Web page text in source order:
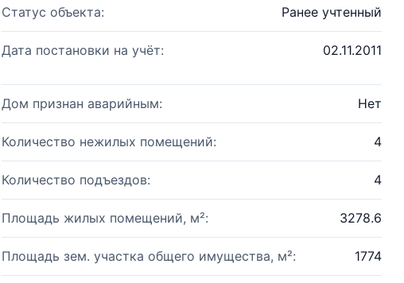
Статус объекта: Ранее учтенный
Дата постановки на учёт: 02.11.2011
Дом признан аварийным: Нет
Количество нежилых помещений: 4
Количество подъездов: 4
Площадь жилых помещений, м²: 3278.6
Площадь зем. участка общего имущества, м²: 1774